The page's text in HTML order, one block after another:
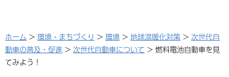
ホーム > 環境・まちづくり > 環境 > 地球温暖化対策 > 次世代自
動車の普及・促進 > 次世代自動車について > 燃料電池自動車を見
てみよう！